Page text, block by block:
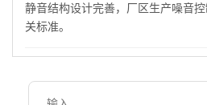
静音结构设计完善，厂区生产噪音
关标准。